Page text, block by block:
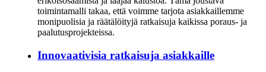
toimintamalli takaa, että voimme tarjota asiakkaillemme
monipuolisia ja räätälöityjä ratkaisuja kaikissa poraus- ja
paalutusprojekteissa.
Innovaativisia ratkaisuja asiakkaille